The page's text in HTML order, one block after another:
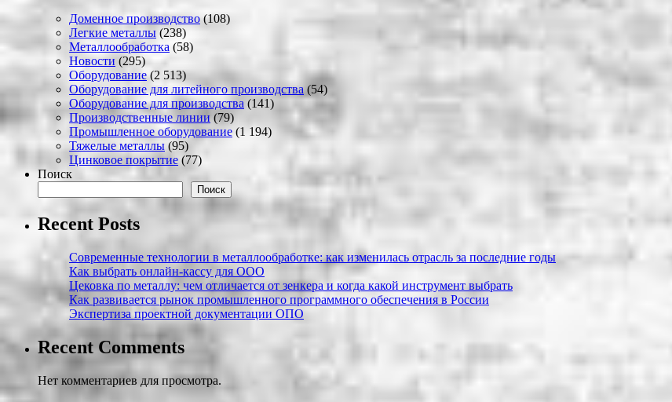
Доменное производство(108)
Легкие металлы (238)
Металлообработка (58)
Новости (295)
Оборудование (2 513)
Оборудование для литейного производства (54)
Оборудование для производства (141)
Производственные линии (79)
Промышленное оборудование (1 194)
Тяжелые металлы (95)
Цинковое покрытие (77)
Поиск
Поиск
Recent Posts
Современные технологии в металлообработке: как изменилась отрасль за последние годы
Как выбрать онлайн-кассу для ООО
Цековка по металлу: чем отличается от зенкера и когда какой инструмент выбрать
Как развивается рынок промышленного программного обеспечения в России
Экспертиза проектной документации ОПО
Recent Comments
Нет комментариев для просмотра.